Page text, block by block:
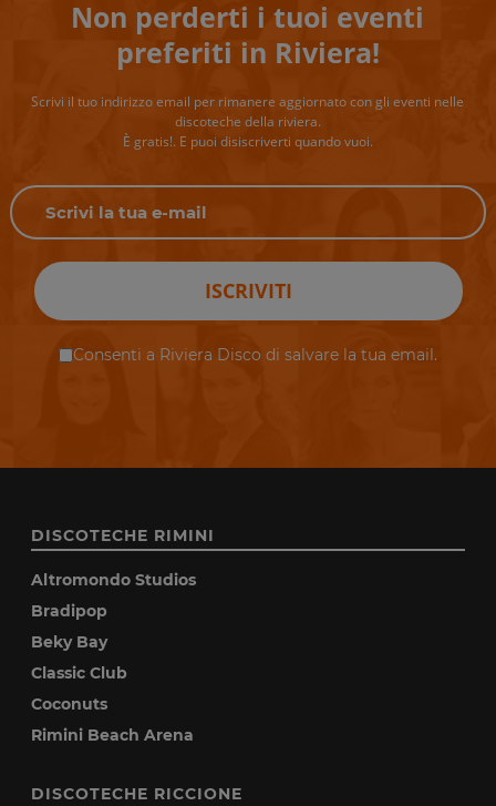
Non perderti i tuoi eventi
preferiti in Riviera!
Scrivi il tuo indirizzo email per rimanere aggiornato con gli eventi nelle
discoteche della riviera.
È gratis!. E puoi disiscriverti quando vuoi.
ISCRIVITI
Consenti a Riviera Disco di salvare la tua email.
DISCOTECHE RIMINI
Altromondo Studios
Bradipop
Beky Bay
Classic Club
Coconuts
Rimini Beach Arena
DISCOTECHE RICCIONE